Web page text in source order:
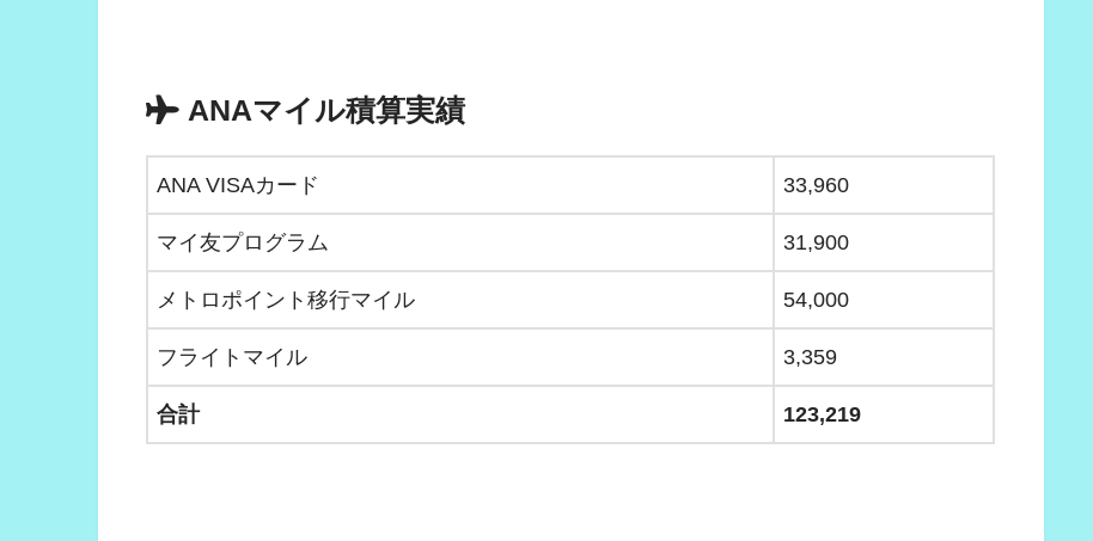
ANAマイル積算実績
ANA VISAカード 33,960
マイ友プログラム 31,900
メトロポイント移行マイル 54,000
フライトマイル 3,359
合計 123,219